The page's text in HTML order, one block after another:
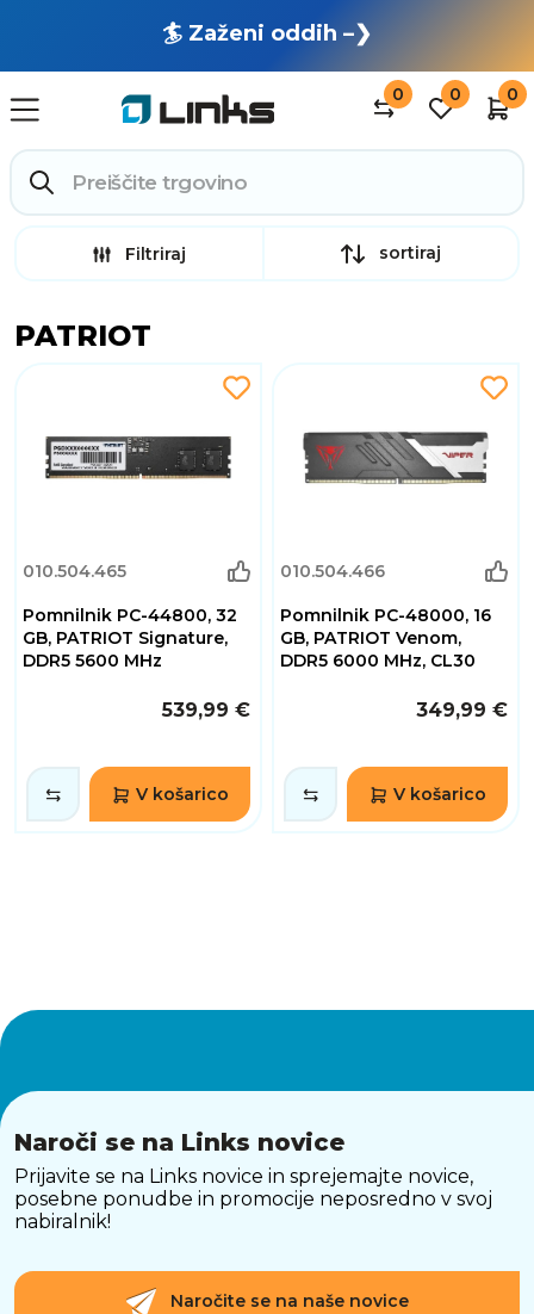
🏄 Zaženi oddih –❯
0 0 0
Filtriraj sortiraj
PATRIOT
010.504.465
Pomnilnik PC-44800, 32
GB, PATRIOT Signature,
DDR5 5600 MHz
539,99 €
V košarico
010.504.466
Pomnilnik PC-48000, 16
GB, PATRIOT Venom,
DDR5 6000 MHz, CL30
349,99 €
V košarico
Naroči se na Links novice
Prijavite se na Links novice in sprejemajte novice,
posebne ponudbe in promocije neposredno v svoj
nabiralnik!
Naročite se na naše novice